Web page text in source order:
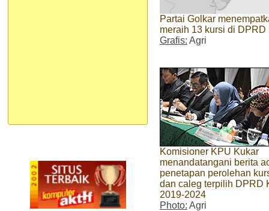
Partai Golkar
meraih 13 kursi di
Grafis: Agri
Komisioner KPU Kukar
menandatangani berita
penetapan perolehan
dan caleg terpilih DPRD
2019-2024
Photo: Agri